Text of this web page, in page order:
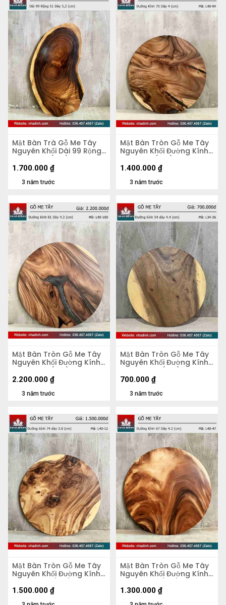
Mặt Bàn Trà Gỗ Me Tây
Nguyên Khối Dài 99 Rộng
51 Dày 5,2 (cm)
3 năm trước
1.700.000 ₫
Mặt Bàn Tròn Gỗ Me Tây
Nguyên Khối Đường Kính
70 Dày 4 (cm)
3 năm trước
1.400.000 ₫
Mặt Bàn Tròn Gỗ Me Tây
Nguyên Khối Đường Kính
81 Dày 4,3 (cm)
3 năm trước
2.200.000 ₫
Mặt Bàn Tròn Gỗ Me Tây
Nguyên Khối Đường Kính
54 Dày 4.4 (cm)
3 năm trước
700.000 ₫
Mặt Bàn Tròn Gỗ Me Tây
Nguyên Khối Đường Kính
74 Dày 3.8 (cm)
1.500.000 ₫
Mặt Bàn Tròn Gỗ Me Tây
Nguyên Khối Đường Kính
67 Dày 4,2 (cm)
1.300.000 ₫